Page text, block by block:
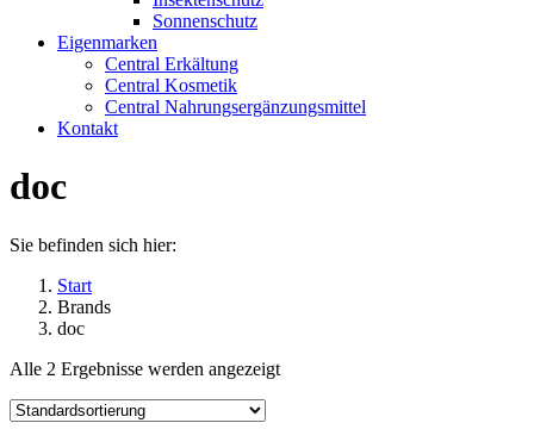
Sonnenschutz
Eigenmarken
Central Erkältung
Central Kosmetik
Central Nahrungsergänzungsmittel
Kontakt
doc
Sie befinden sich hier:
Start
Brands
doc
Alle 2 Ergebnisse werden angezeigt